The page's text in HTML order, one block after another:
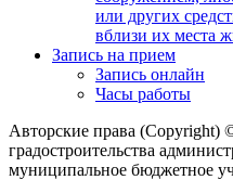
или других
вблизи их места
Запись на прием
Запись онлайн
Часы работы
Авторские права (Copyright)
градостроительства
муниципальное бюджетное